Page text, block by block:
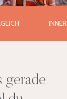
INNERE
gerade